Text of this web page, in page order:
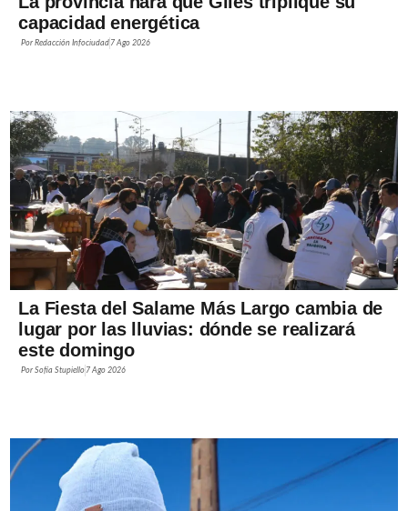
capacidad energética
PorRedacción Infociudad 7 Ago 2026
La Fiesta del Salame Más Largo cambia de
lugar por las lluvias: dónde se realizará
este domingo
PorSofía Stupiello 7 Ago 2026